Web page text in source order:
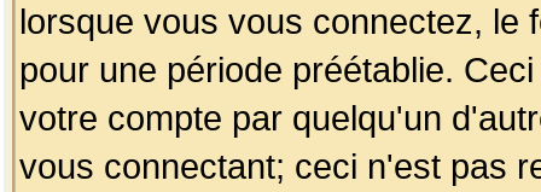
lorsque vous vous connectez, le
pour une période préétablie.
votre compte par quelqu'un
vous connectant; ceci n'est pas